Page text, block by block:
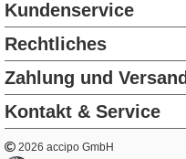
Kundenservice
Rechtliches
Zahlung und Versand
Kontakt & Service
2026 accipo GmbH